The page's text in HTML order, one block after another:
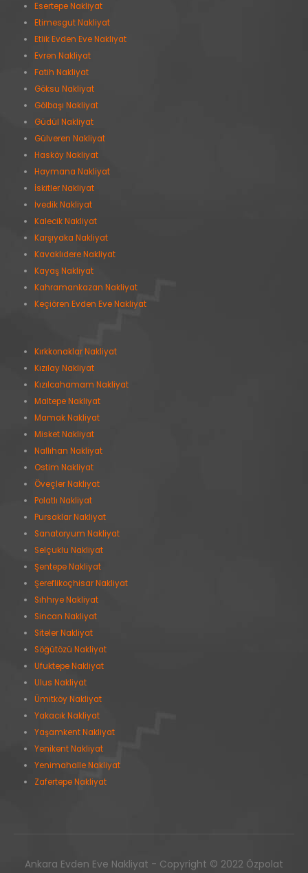
Esertepe Nakliyat
Etimesgut Nakliyat
Etlik Evden Eve Nakliyat
Evren Nakliyat
Fatih Nakliyat
Göksu Nakliyat
Gölbaşı Nakliyat
Güdül Nakliyat
Gülveren Nakliyat
Hasköy Nakliyat
Haymana Nakliyat
İskitler Nakliyat
İvedik Nakliyat
Kalecik Nakliyat
Karşıyaka Nakliyat
Kavaklıdere Nakliyat
Kayaş Nakliyat
Kahramankazan Nakliyat
Keçiören Evden Eve Nakliyat
Kırkkonaklar Nakliyat
Kızılay Nakliyat
Kızılcahamam Nakliyat
Maltepe Nakliyat
Mamak Nakliyat
Misket Nakliyat
Nallıhan Nakliyat
Ostim Nakliyat
Öveçler Nakliyat
Polatlı Nakliyat
Pursaklar Nakliyat
Sanatoryum Nakliyat
Selçuklu Nakliyat
Şentepe Nakliyat
Şereflikoçhisar Nakliyat
Sıhhıye Nakliyat
Sincan Nakliyat
Siteler Nakliyat
Söğütözü Nakliyat
Ufuktepe Nakliyat
Ulus Nakliyat
Ümitköy Nakliyat
Yakacık Nakliyat
Yaşamkent Nakliyat
Yenikent Nakliyat
Yenimahalle Nakliyat
Zafertepe Nakliyat
Ankara Evden Eve Nakliyat - Copyright © 2022 Özpolat